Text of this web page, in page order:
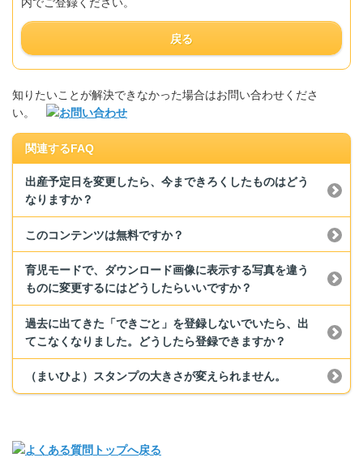
内でご登録ください。
戻る
知りたいことが解決できなかった場合はお問い合わせくださ
い。
関連するFAQ
出産予定日を変更したら、今まできろくしたものはどう
なりますか？
このコンテンツは無料ですか？
育児モードで、ダウンロード画像に表示する写真を違う
ものに変更するにはどうしたらいいですか？
過去に出てきた「できごと」を登録しないでいたら、出
てこなくなりました。どうしたら登録できますか？
（まいひよ）スタンプの大きさが変えられません。